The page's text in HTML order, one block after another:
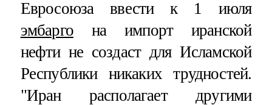
Евросоюза ввести к 1 июля
эмбаргона импорт иранской
нефти не создаст для Исламской
Республики никаких трудностей.
"Иран располагает другими